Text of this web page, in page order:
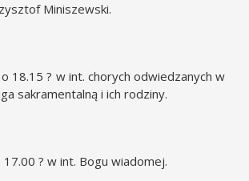
Miniszewski.
18.15 ? w int. chorych odwiedzanych w
sakramentalną i ich rodziny.
? w int. Bogu wiadomej.